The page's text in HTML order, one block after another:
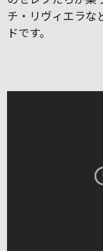
チ・リヴィエラな
ドです。